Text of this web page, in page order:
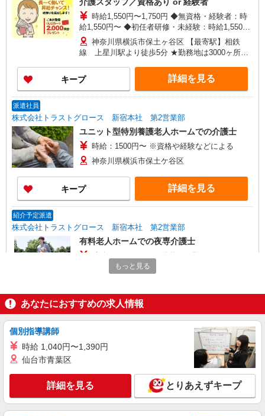
時給1,550円〜1,750円 ◆無資格・経験者：時
給1,550円〜 ◆初任者研修・未経験：時給1,550
円〜 ◆初任者研修・経験者：時給1,650円〜 ◆介
護福祉士：時給1,750円〜 ※経験者は3ヶ月以上 ※
給与幅は経験・能力による ★週払いOK（規定あ
り）
神奈川県横浜市保土ヶ谷区 【最寄駅】相鉄
線 上星川駅より徒歩5分 ★勤務地は3000ヶ所以
務地をお選び下さい！！
キープ 詳細を見る
派遣社員
株式会社トラストグロース 新宿本社 第2営業部
ユニット型特別養護老人ホームでの介護士
時給：1500円〜 ※資格や経験などによる
神奈川県横浜市保土ケ谷区
キープ 詳細を見る
紹介予定派遣
株式会社トラストグロース 新宿本社 第2営業部
有料老人ホームでの夜専介護士
神奈川県横浜市保土ヶ谷区
キープ
株式会社kotrio /●YK-H-2100590
＼日払いも選べる／西谷駅＊高級シニアマンシ
時給1600円〜2250円 ＜日払い有/週払い有/交
通費全支給(ガソリン代含む)＞
横浜市保土ヶ谷区 最寄り駅：西谷
もっと見る
あなたにおすすめの求人情報
個別指導講師
時給 1,040円〜1,390円
仙台市青葉区
詳細を見る とりあえずキープ